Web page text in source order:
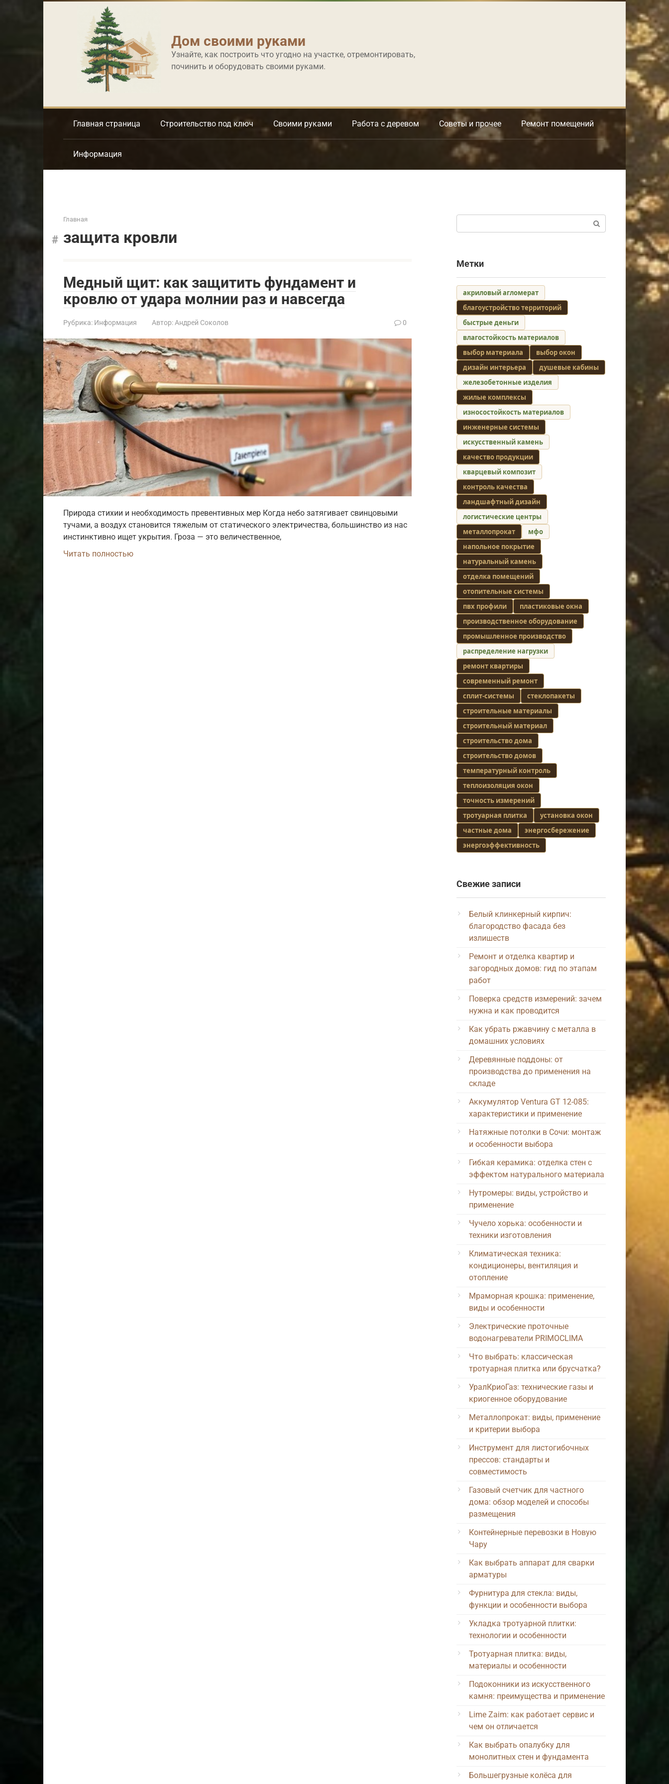
Дом своими руками
Узнайте, как построить что угодно на участке, отремонтировать,
починить и оборудовать своими руками.
Главная страница Строительство под ключ Своими руками Работа с деревом Советы и прочее Ремонт помещений
Информация
Главная
защита кровли
Медный щит: как защитить фундамент и
кровлю от удара молнии раз и навсегда
Рубрика: Информация Автор: Андрей Соколов 0
Природа стихии и необходимость превентивных мер Когда небо затягивает свинцовыми
тучами, а воздух становится тяжелым от статического электричества, большинство из нас
инстинктивно ищет укрытия. Гроза — это величественное,
Читать полностью
Метки
акриловый агломерат
благоустройство территорий
быстрые деньги
влагостойкость материалов
выбор материала
выбор окон
дизайн интерьера
душевые кабины
железобетонные изделия
жилые комплексы
износостойкость материалов
инженерные системы
искусственный камень
качество продукции
кварцевый композит
контроль качества
ландшафтный дизайн
логистические центры
металлопрокат
мфо
напольное покрытие
натуральный камень
отделка помещений
отопительные системы
пвх профили
пластиковые окна
производственное оборудование
промышленное производство
распределение нагрузки
ремонт квартиры
современный ремонт
сплит-системы
стеклопакеты
строительные материалы
строительный материал
строительство дома
строительство домов
температурный контроль
теплоизоляция окон
точность измерений
тротуарная плитка
установка окон
частные дома
энергосбережение
энергоэффективность
Свежие записи
Белый клинкерный кирпич:
благородство фасада без
излишеств
Ремонт и отделка квартир и
загородных домов: гид по этапам
работ
Поверка средств измерений: зачем
нужна и как проводится
Как убрать ржавчину с металла в
домашних условиях
Деревянные поддоны: от
производства до применения на
складе
Аккумулятор Ventura GT 12-085:
характеристики и применение
Натяжные потолки в Сочи: монтаж
и особенности выбора
Гибкая керамика: отделка стен с
эффектом натурального материала
Нутромеры: виды, устройство и
применение
Чучело хорька: особенности и
техники изготовления
Климатическая техника:
кондиционеры, вентиляция и
отопление
Мраморная крошка: применение,
виды и особенности
Электрические проточные
водонагреватели PRIMOCLIMA
Что выбрать: классическая
тротуарная плитка или брусчатка?
УралКриоГаз: технические газы и
криогенное оборудование
Металлопрокат: виды, применение
и критерии выбора
Инструмент для листогибочных
прессов: стандарты и
совместимость
Газовый счетчик для частного
дома: обзор моделей и способы
размещения
Контейнерные перевозки в Новую
Чару
Как выбрать аппарат для сварки
арматуры
Фурнитура для стекла: виды,
функции и особенности выбора
Укладка тротуарной плитки:
технологии и особенности
Тротуарная плитка: виды,
материалы и особенности
Подоконники из искусственного
камня: преимущества и применение
Lime Zaim: как работает сервис и
чем он отличается
Как выбрать опалубку для
монолитных стен и фундамента
Большегрузные колёса для